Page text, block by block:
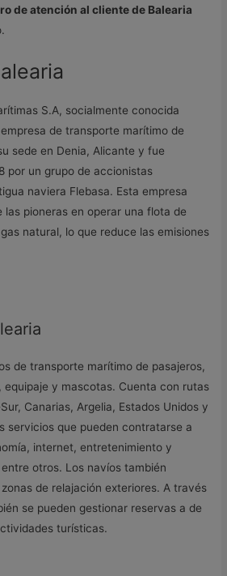
de atención al cliente de Balearia
S.A, socialmente conocida
de transporte marítimo de
sede en Denia, Alicante y fue
por un grupo de accionistas
naviera Flebasa. Esta empresa
las pioneras en operar una flota de
natural, lo que reduce las emisiones
de transporte marítimo de pasajeros,
equipaje y mascotas. Cuenta con rutas
Canarias, Argelia, Estados Unidos y
servicios que pueden contratarse a
internet, entretenimiento y
otros. Los navíos también
de relajación exteriores. A través
se pueden gestionar reservas a de
turísticas.